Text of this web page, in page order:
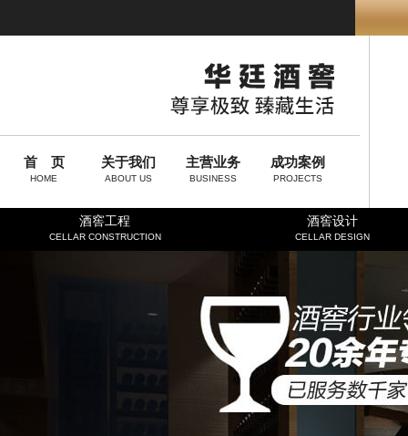
首 页
HOME
关于我们
ABOUT US
主营业务
BUSINESS
成功案例
PROJECTS
酒窖工程
CELLAR CONSTRUCTION
酒窖设计
CELLAR DESIGN